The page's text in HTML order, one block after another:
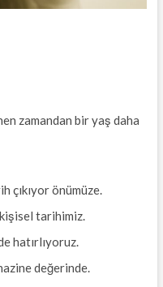
zamandan bir yaş daha
çıkıyor önümüze.
tarihimiz.
hatırlıyoruz.
değerinde.